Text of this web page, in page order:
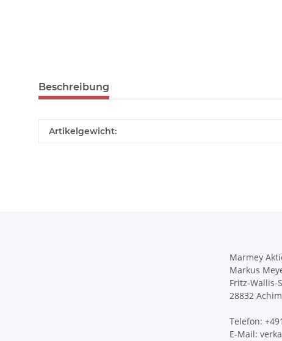
Beschreibung
Produkteigenschaft
Wert
Artikelgewicht:
Marmey
Markus
Fritz-Wallis-
28832 Achim
Telefon:
E-Mail: